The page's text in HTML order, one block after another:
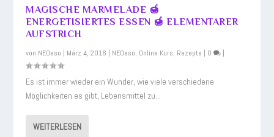
MAGISCHE MARMELADE 🍯
ENERGETISIERTES ESSEN 🍯 ELEMENTARER
AUFSTRICH
von NEOeso | März 4, 2016 | NEOeso, Online Kurs, Rezepte | 0 |
Es ist immer wieder ein Wunder, wie viele verschiedene
Möglichkeiten es gibt, Lebensmittel zu...
WEITERLESEN